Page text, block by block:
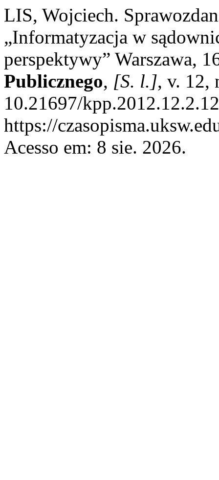
LIS, Wojciech.
„Informatyzacja w
perspektywy” Warszawa,
Publicznego, [S. l.], v. 12,
10.21697/
https://
Acesso em: 8 sie. 2026.